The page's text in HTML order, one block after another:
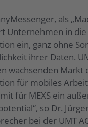
als
Unternehmen in die
ein, ganz ohne
ihrer Daten.
wachsenden Markt
für mobiles
für MEXS ein
so Dr.
bei der UMT